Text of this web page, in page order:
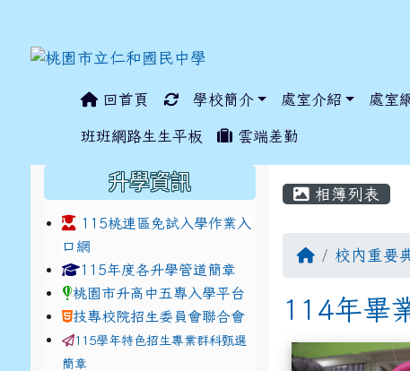
回首頁 學校簡介 處室介紹 處室
班班網路生生平板 雲端差勤
相簿列表
校內重要
114年畢
相簿列表
升學資訊
115桃連區免試入學作業入
口網
link to https://www.jhjhs.tyc.edu.tw/modules/
115年度各升學管道簡章link to http://
link to http://
桃園市升高中五專入學平台
技專校院招生委員會聯合會
115學年特色招生專業群科甄選
簡章